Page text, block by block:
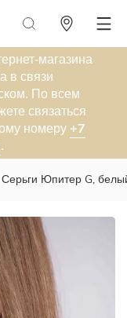
магазина
в связи
По всем
связаться
номеру +7
.
Серьги Юпитер G,